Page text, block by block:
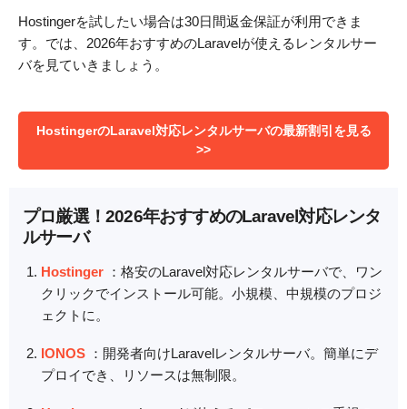
Hostingerを試したい場合は30日間返金保証が利用できま
す。では、2026年おすすめのLaravelが使えるレンタルサー
バを見ていきましょう。
HostingerのLaravel対応レンタルサーバの最新割引を見る
>>
プロ厳選！2026年おすすめのLaravel対応レンタ
ルサーバ
Hostinger ：格安のLaravel対応レンタルサーバで、ワン
クリックでインストール可能。小規模、中規模のプロジ
ェクトに。
IONOS ：開発者向けLaravelレンタルサーバ。簡単にデ
プロイでき、リソースは無制限。